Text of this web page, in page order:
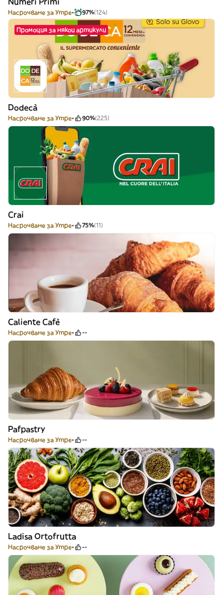
Насрочване за Утре 97%(124)
Промоция за някои артикули
Dodecà
Насрочване за Утре 90%(225)
Crai
Насрочване за Утре 75%(11)
Caliente Cafè
Насрочване за Утре --
Pafpastry
Насрочване за Утре --
Ladisa Ortofrutta
Насрочване за Утре --